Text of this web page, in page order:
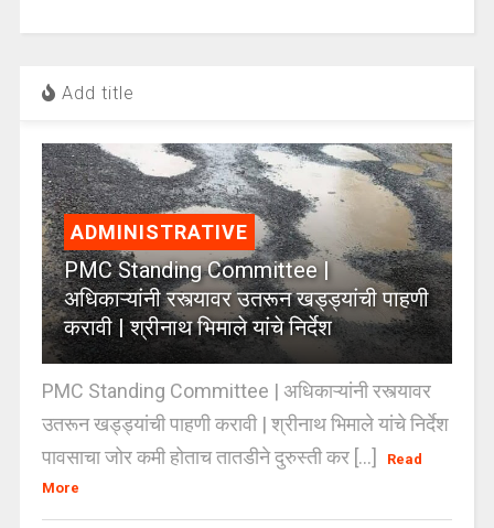
Add title
ADMINISTRATIVE
PMC Standing Committee |
अधिकाऱ्यांनी रस्त्यावर उतरून खड्ड्यांची पाहणी
करावी | श्रीनाथ भिमाले यांचे निर्देश
PMC Standing Committee | अधिकाऱ्यांनी रस्त्यावर
उतरून खड्ड्यांची पाहणी करावी | श्रीनाथ भिमाले यांचे निर्देश
पावसाचा जोर कमी होताच तातडीने दुरुस्ती कर [...]
Read
More